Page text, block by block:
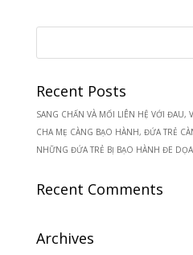
Recent Posts
SANG CHẤN VÀ MỐI LIÊN HỆ VỚI ĐAU,
CHA MẸ CÀNG BẠO HÀNH, ĐỨA TRẺ
NHỮNG ĐỨA TRẺ BỊ BẠO HÀNH ĐE
Recent Comments
Archives